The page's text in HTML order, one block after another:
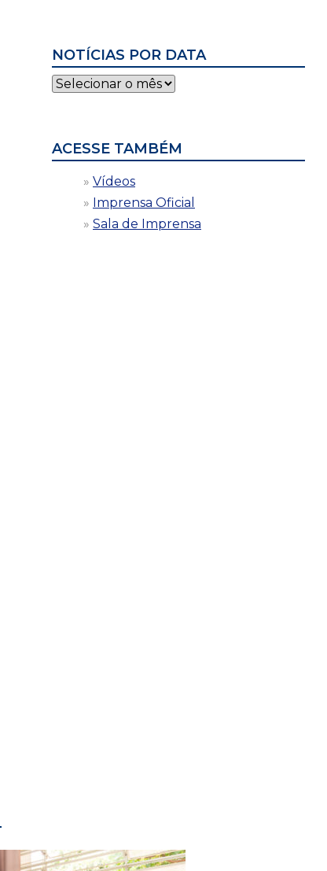
NOTÍCIAS POR DATA
Notícias
por
ACESSE TAMBÉM
Vídeos
Imprensa Oficial
Sala de Imprensa